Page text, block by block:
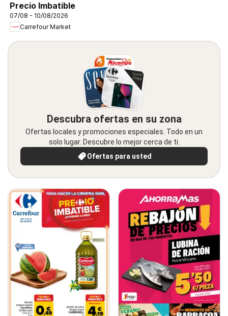
Precio Imbatible
07/08 - 10/08/2026
Carrefour Market
Descubra ofertas en su zona
Ofertas locales y promociones especiales. Todo en un
solo lugar. Descubre lo mejor cerca de ti.
Ofertas para usted